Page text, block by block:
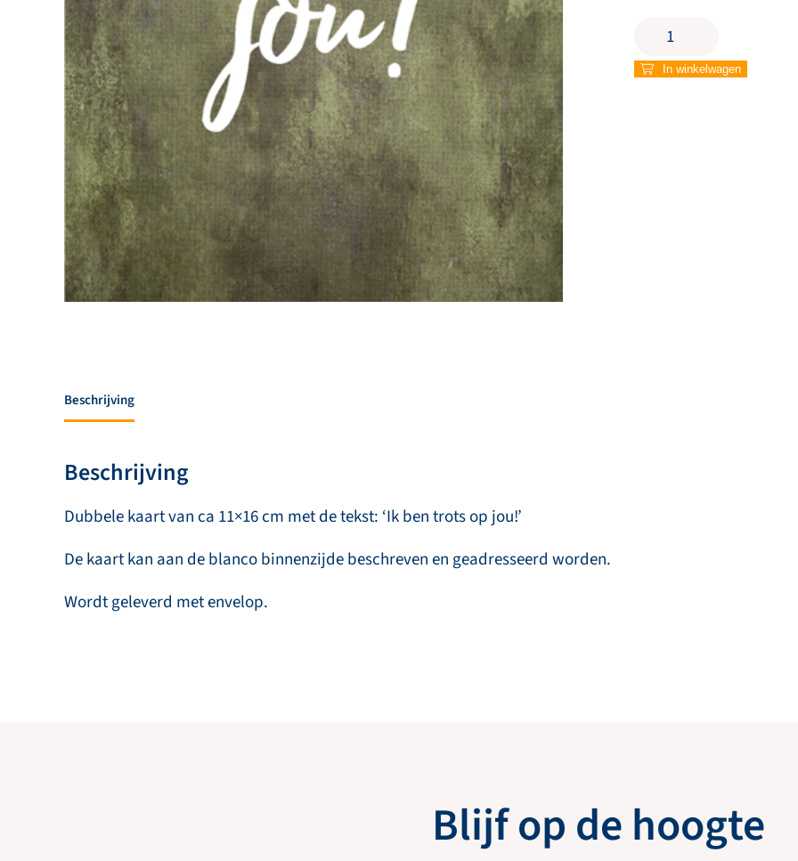
Wenskaart
op
In winkelwagen
Beschrijving
Beschrijving
Dubbele kaart van ca 11×16 cm met de tekst: ‘Ik ben trots op jou!’
De kaart kan aan de blanco binnenzijde beschreven en geadresseerd worden.
Wordt geleverd met envelop.
Blijf op de hoogte